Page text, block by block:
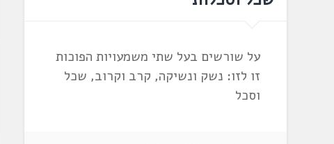
על שורשים בעל שתי משמעויות הפוכות
זו לזו: נשק ונשיקה, קרב וקרוב, שכל
וסכל